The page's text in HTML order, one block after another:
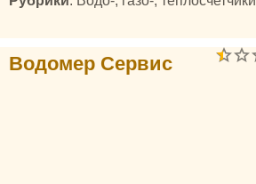
Водомер Сервис